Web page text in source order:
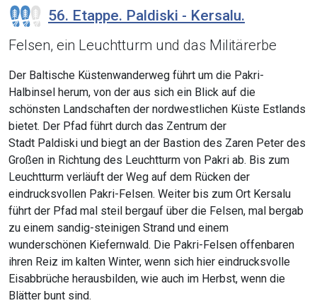
56. Etappe. Paldiski - Kersalu.
Felsen, ein Leuchtturm und das Militärerbe
Der Baltische Küstenwanderweg führt um die Pakri-
Halbinsel herum, von der aus sich ein Blick auf die
schönsten Landschaften der nordwestlichen Küste Estlands
bietet. Der Pfad führt durch das Zentrum der
Stadt Paldiski und biegt an der Bastion des Zaren Peter des
Großen in Richtung des Leuchtturm von Pakri ab. Bis zum
Leuchtturm verläuft der Weg auf dem Rücken der
eindrucksvollen Pakri-Felsen. Weiter bis zum Ort Kersalu
führt der Pfad mal steil bergauf über die Felsen, mal bergab
zu einem sandig-steinigen Strand und einem
wunderschönen Kiefernwald. Die Pakri-Felsen offenbaren
ihren Reiz im kalten Winter, wenn sich hier eindrucksvolle
Eisabbrüche herausbilden, wie auch im Herbst, wenn die
Blätter bunt sind.